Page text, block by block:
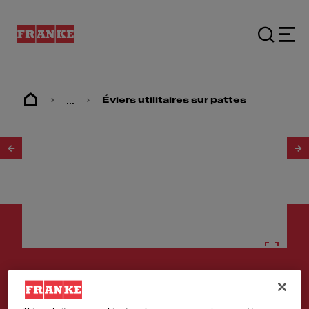
... Éviers utilitaires sur pattes
Éviers sur pattes